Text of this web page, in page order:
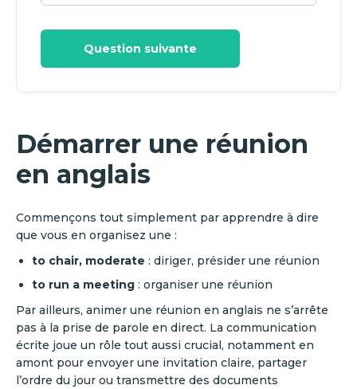
Question suivante
Démarrer une réunion
en anglais
Commençons tout simplement par apprendre à dire
que vous en organisez une :
to chair, moderate : diriger, présider une réunion
to run a meeting : organiser une réunion
Par ailleurs, animer une réunion en anglais ne s’arrête
pas à la prise de parole en direct. La communication
écrite joue un rôle tout aussi crucial, notamment en
amont pour envoyer une invitation claire, partager
l’ordre du jour ou transmettre des documents